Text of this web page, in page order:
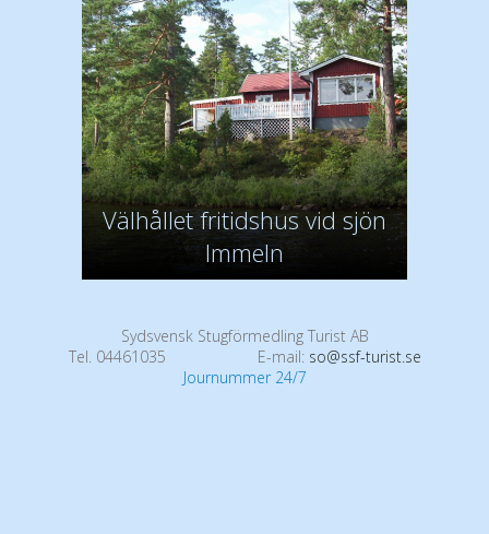
Välhållet fritidshus vid sjön
Immeln
Sydsvensk Stugförmedling Turist AB
Tel. 04461035
E-mail: so@ssf-turist.se
Journummer 24/7